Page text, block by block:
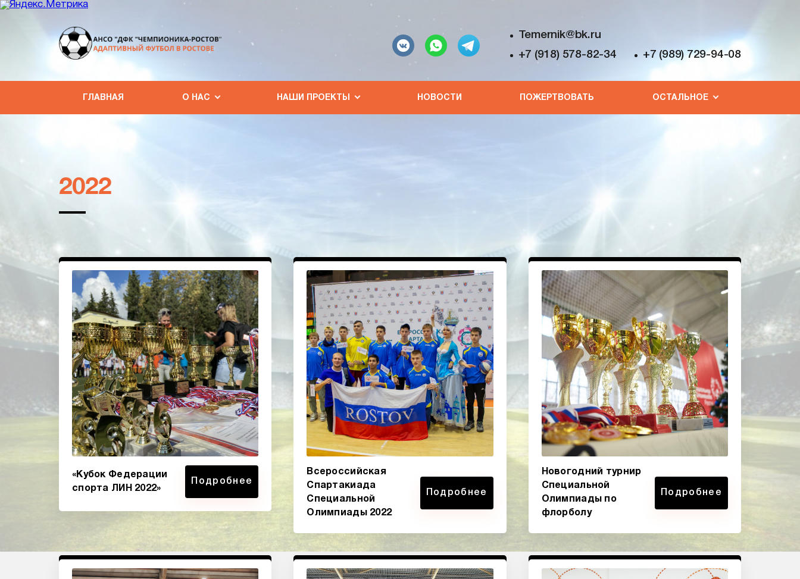
Temernik@bk.ru
+7 (918) 578-82-34
+7 (989) 729-94-08
ГЛАВНАЯ О НАС НАШИ ПРОЕКТЫ НОВОСТИ ПОЖЕРТВОВАТЬ ОСТАЛЬНОЕ
2022
«Кубок Федерации
спорта ЛИН 2022»
Подробнее
Всероссийская
Спартакиада
Специальной
Олимпиады 2022
Подробнее
Новогодний турнир
Специальной
Олимпиады по
флорболу
Подробнее